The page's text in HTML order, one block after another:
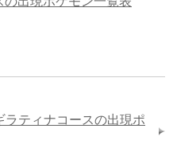
ラティナコースの出現ポ